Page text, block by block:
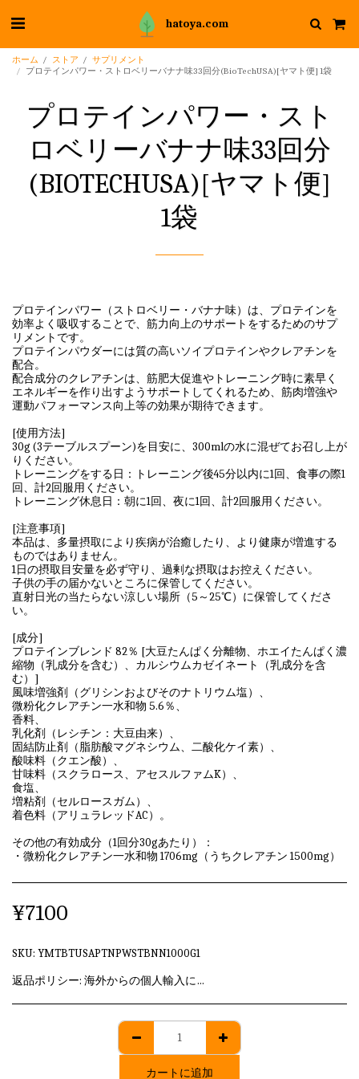
hatoya.com
ホーム ストア
サプリメント
プロテインパワー・ストロベリーバナナ味33回分(BioTechUSA)[ヤマト便] 1袋
プロテインパワー・スト
ロベリーバナナ味33回分
(BIOTECHUSA)[ヤマト便]
1袋
プロテインパワー（ストロベリー・バナナ味）は、プロテインを
効率よく吸収することで、筋力向上のサポートをするためのサプ
リメントです。
プロテインパウダーには質の高いソイプロテインやクレアチンを
配合。
配合成分のクレアチンは、筋肥大促進やトレーニング時に素早く
エネルギーを作り出すようサポートしてくれるため、筋肉増強や
運動パフォーマンス向上等の効果が期待できます。
[使用方法]
30g (3テーブルスプーン)を目安に、300mlの水に混ぜてお召し上が
りください。
トレーニングをする日：トレーニング後45分以内に1回、食事の際1
回、計2回服用ください。
トレーニング休息日：朝に1回、夜に1回、計2回服用ください。
[注意事項]
本品は、多量摂取により疾病が治癒したり、より健康が増進する
ものではありません。
1日の摂取目安量を必ず守り、過剰な摂取はお控えください。
子供の手の届かないところに保管してください。
直射日光の当たらない涼しい場所（5～25℃）に保管してくださ
い。
[成分]
プロテインブレンド 82％ [大豆たんぱく分離物、ホエイたんぱく濃
縮物（乳成分を含む）、カルシウムカゼイネート（乳成分を含
む）]
風味増強剤（グリシンおよびそのナトリウム塩）、
微粉化クレアチン一水和物 5.6％、
香料、
乳化剤（レシチン：大豆由来）、
固結防止剤（脂肪酸マグネシウム、二酸化ケイ素）、
酸味料（クエン酸）、
甘味料（スクラロース、アセスルファムK）、
食塩、
増粘剤（セルロースガム）、
着色料（アリュラレッドAC）。
その他の有効成分（1回分30gあたり）：
・微粉化クレアチン一水和物 1706mg（うちクレアチン 1500mg）
¥7100
SKU: YMTBTUSAPTNPWSTBNN1000G1
返品ポリシー: 海外からの個人輸入に該当しますため、発送後のキャンセル・返品はいずれも承れません。
カートに追加